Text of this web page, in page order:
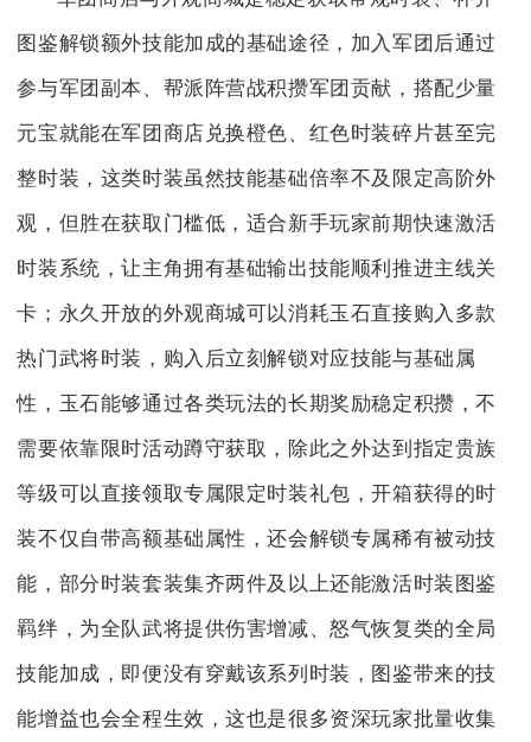
图鉴解锁额外技能加成的基础途径，加入军团后通过
参与军团副本、帮派阵营战积攒军团贡献，搭配少量
元宝就能在军团商店兑换橙色、红色时装碎片甚至完
整时装，这类时装虽然技能基础倍率不及限定高阶外
观，但胜在获取门槛低，适合新手玩家前期快速激活
时装系统，让主角拥有基础输出技能顺利推进主线关
卡；永久开放的外观商城可以消耗玉石直接购入多款
热门武将时装，购入后立刻解锁对应技能与基础属
性，玉石能够通过各类玩法的长期奖励稳定积攒，不
需要依靠限时活动蹲守获取，除此之外达到指定贵族
等级可以直接领取专属限定时装礼包，开箱获得的时
装不仅自带高额基础属性，还会解锁专属稀有被动技
能，部分时装套装集齐两件及以上还能激活时装图鉴
羁绊，为全队武将提供伤害增减、怒气恢复类的全局
技能加成，即便没有穿戴该系列时装，图鉴带来的技
能增益也会全程生效，这也是很多资深玩家批量收集